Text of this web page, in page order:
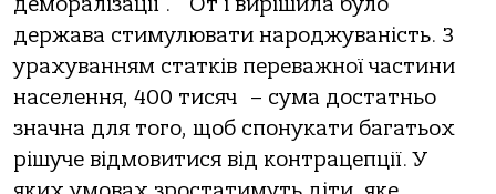
держава стимулювати народжуваність. З
урахуванням статків переважної частини
населення, 400 тисяч – сума достатньо
значна для того, щоб спонукати багатьох
рішуче відмовитися від контрацепції. У